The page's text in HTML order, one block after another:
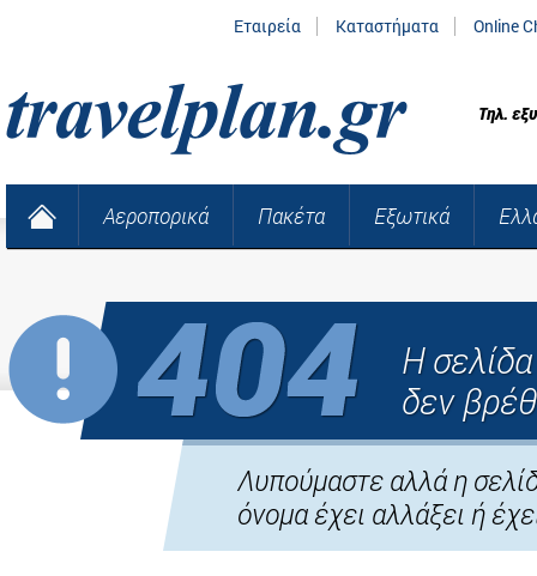
Εταιρεία Καταστήματα Online
Τηλ.
Αεροπορικά Πακέτα Εξωτικά
Η
δεν
Λυπούμαστε αλλά η
όνομα έχει αλλάξει ή